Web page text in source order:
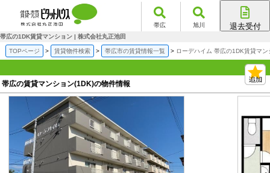
帯広 旭川 退去受付
帯広の1DK賃貸マンション | 株式会社丸正池田
TOPページ 賃貸物件検索 帯広市の賃貸情報一覧 ローデハイム 帯広の1DK賃貸マン
帯広の賃貸マンション(1DK)の物件情報